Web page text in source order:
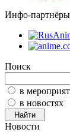
Инфо-партнёры
Поиск
в
в новостях
Новости